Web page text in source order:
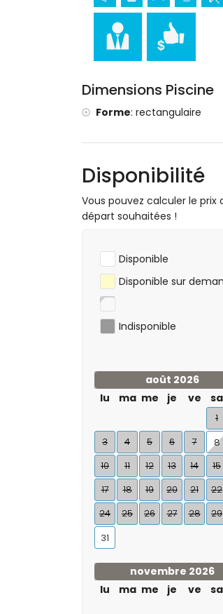
château (Guadalest)
Sports
tennis, golf, canoë,
Dimensions Piscine
Forme: rectangulaire
Disponibilité
Vous pouvez calculer le prix
départ souhaitées !
Disponible
Disponible sur
Indisponible
août 2026
lu
ma me je ve sa
1
3
4 5 6 7 8
10
11 12 13 14 15
17
18 19 20 21 22
24
25 26 27 28 29
31
novembre 2026
lu
ma me je ve sa